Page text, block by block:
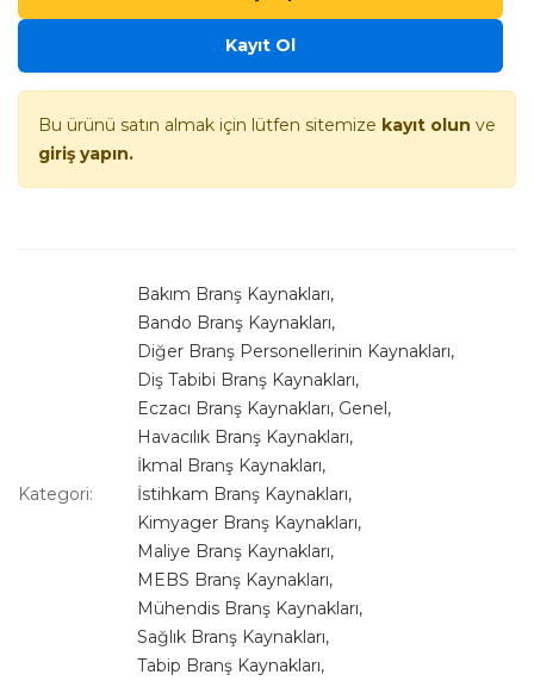
Kayıt Ol
Bu ürünü satın almak için lütfen sitemize kayıt olun ve
giriş yapın.
Kategori:
Bakım Branş Kaynakları,
Bando Branş Kaynakları,
Diğer Branş Personellerinin Kaynakları,
Diş Tabibi Branş Kaynakları,
Eczacı Branş Kaynakları, Genel,
Havacılık Branş Kaynakları,
İkmal Branş Kaynakları,
İstihkam Branş Kaynakları,
Kimyager Branş Kaynakları,
Maliye Branş Kaynakları,
MEBS Branş Kaynakları,
Mühendis Branş Kaynakları,
Sağlık Branş Kaynakları,
Tabip Branş Kaynakları,